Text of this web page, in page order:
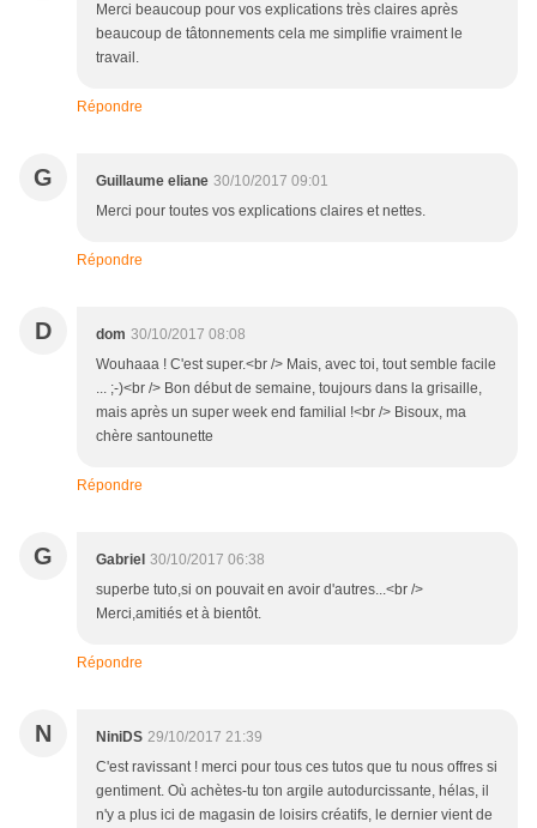
Merci beaucoup pour vos explications très claires après
beaucoup de tâtonnements cela me simplifie vraiment le
travail.
Répondre
G Guillaume eliane 30/10/2017 09:01
Merci pour toutes vos explications claires et nettes.
Répondre
D dom 30/10/2017 08:08
Wouhaaa ! C'est super.<br /> Mais, avec toi, tout semble facile
... ;-)<br /> Bon début de semaine, toujours dans la grisaille,
mais après un super week end familial !<br /> Bisoux, ma
chère santounette
Répondre
G Gabriel 30/10/2017 06:38
superbe tuto,si on pouvait en avoir d'autres...<br />
Merci,amitiés et à bientôt.
Répondre
N NiniDS 29/10/2017 21:39
C'est ravissant ! merci pour tous ces tutos que tu nous offres si
gentiment. Où achètes-tu ton argile autodurcissante, hélas, il
n'y a plus ici de magasin de loisirs créatifs, le dernier vient de